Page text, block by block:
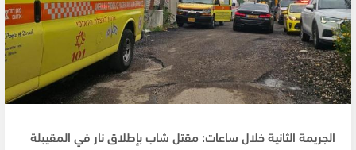
الجريمة الثانية خلال ساعات: مقتل شاب بإطلاق نار في المقيبلة